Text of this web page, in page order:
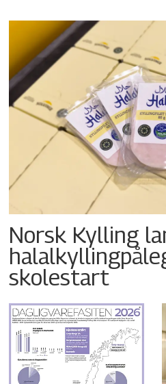
Norsk Kylling
skolestart